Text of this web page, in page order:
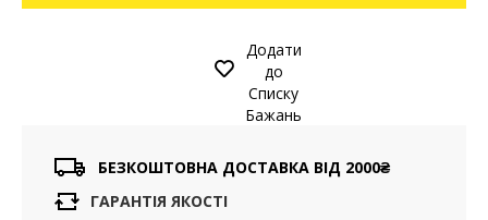
Додати
до
Списку
Бажань
БЕЗКОШТОВНА ДОСТАВКА ВІД 2000₴
ГАРАНТІЯ ЯКОСТІ